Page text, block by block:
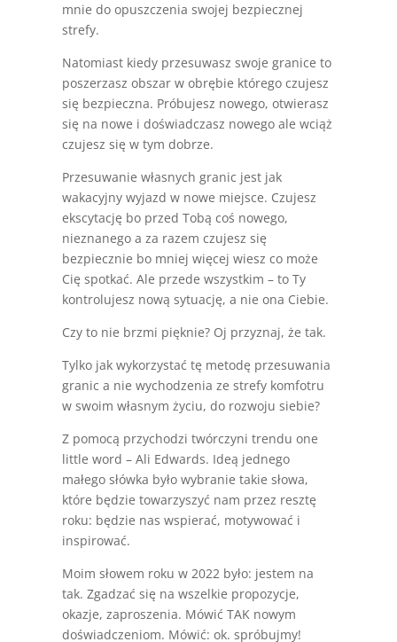
mnie do opuszczenia swojej bezpiecznej
strefy.
Natomiast kiedy przesuwasz swoje granice to
poszerzasz obszar w obrębie którego czujesz
się bezpieczna. Próbujesz nowego, otwierasz
się na nowe i doświadczasz nowego ale wciąż
czujesz się w tym dobrze.
Przesuwanie własnych granic jest jak
wakacyjny wyjazd w nowe miejsce. Czujesz
ekscytację bo przed Tobą coś nowego,
nieznanego a za razem czujesz się
bezpiecznie bo mniej więcej wiesz co może
Cię spotkać. Ale przede wszystkim – to Ty
kontrolujesz nową sytuację, a nie ona Ciebie.
Czy to nie brzmi pięknie? Oj przyznaj, że tak.
Tylko jak wykorzystać tę metodę przesuwania
granic a nie wychodzenia ze strefy komfotru
w swoim własnym życiu, do rozwoju siebie?
Z pomocą przychodzi twórczyni trendu one
little word – Ali Edwards. Ideą jednego
małego słówka było wybranie takie słowa,
które będzie towarzyszyć nam przez resztę
roku: będzie nas wspierać, motywować i
inspirować.
Moim słowem roku w 2022 było: jestem na
tak. Zgadzać się na wszelkie propozycje,
okazje, zaproszenia. Mówić TAK nowym
doświadczeniom. Mówić: ok. spróbujmy!